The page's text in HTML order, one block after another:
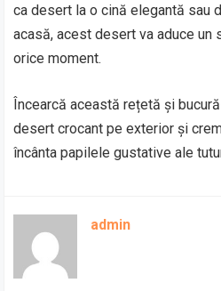
ca desert la o cină elegantă sau
acasă, acest desert va aduce
orice moment.
Încearcă această rețetă și
desert crocant pe exterior și
încânta papilele gustative ale
admin